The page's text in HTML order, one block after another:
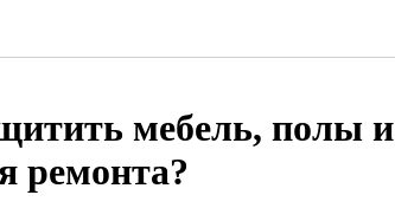
мебель, полы и
ремонта?